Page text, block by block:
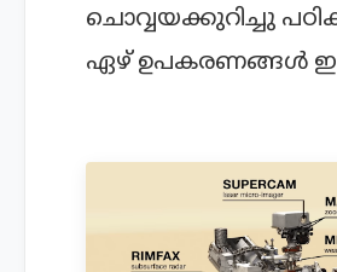
ചൊവ്വയക്കുറിച്ചു
ഏഴ് ഉപകരണങ്ങൾ